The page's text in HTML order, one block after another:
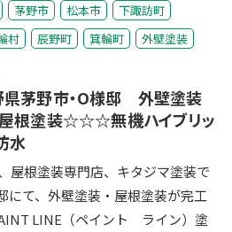
茅野市 松本市
下諏訪町
村 辰野町 箕輪町
外壁塗装
茅野市・O様邸 外壁塗装
根塗装☆☆☆無機ハイブリッ
水
屋根塗装専門店、キタジマ塗装で